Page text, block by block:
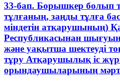
33-бап. Борышкер болып
тұлғаның, заңды тұлға
міндетін атқарушының)
Республикасынан
және уақытша шектеуді
тұру Атқарушылық iс
орындаушыларының